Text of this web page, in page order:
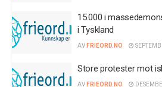
15.000 i
i Tyskland
AV FRIEORD.NO
Store protester mot
AV FRIEORD.NO